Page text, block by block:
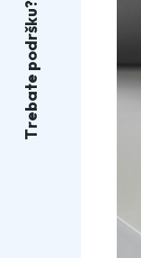
T
r
e
b
a
t
e
p
o
d
r
š
k
u
?